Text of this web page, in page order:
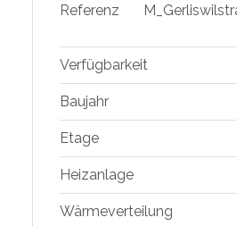
Referenz
Verfügbarkeit
Baujahr
Etage
Heizanlage
Wärmeverteilung